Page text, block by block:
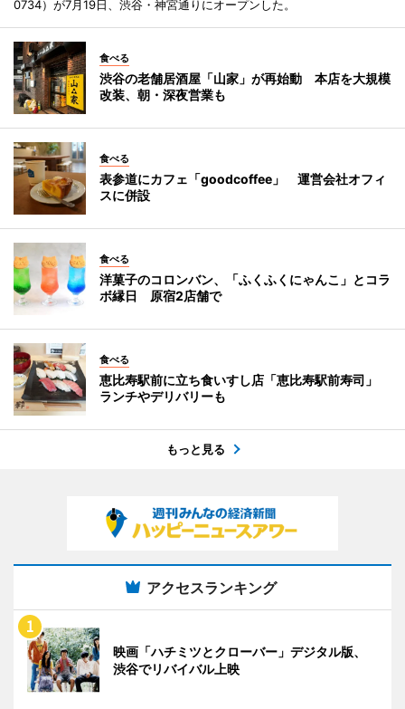
0734）が7月19日、渋谷・神宮通りにオープンした。
食べる
渋谷の老舗居酒屋「山家」が再始動 本店を大規模
改装、朝・深夜営業も
食べる
表参道にカフェ「goodcoffee」 運営会社オフィ
スに併設
食べる
洋菓子のコロンバン、「ふくふくにゃんこ」とコラ
ボ縁日 原宿2店舗で
食べる
恵比寿駅前に立ち食いすし店「恵比寿駅前寿司」
ランチやデリバリーも
もっと見る
アクセスランキング
映画「ハチミツとクローバー」デジタル版、
渋谷でリバイバル上映